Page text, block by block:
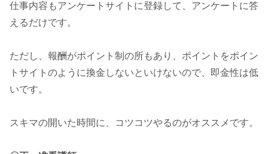
仕事内容もアンケートサイトに登録して、アンケートに答
えるだけです。
ただし、報酬がポイント制の所もあり、ポイントをポイン
トサイトのように換金しないといけないので、即金性は低
いです。
スキマの開いた時間に、コツコツやるのがオススメです。